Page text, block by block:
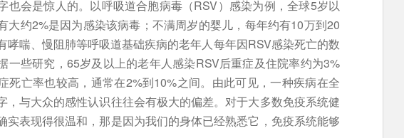
也会是惊人的。以呼吸道合胞病毒（RSV）感染为例，全球5岁以
大约2%是因为感染该病毒；不满周岁的婴儿，每年约有10万到20
哮喘、慢阻肺等呼吸道基础疾病的老年人每年因RSV感染死亡的数
一些研究，65岁及以上的老年人感染RSV后重症及住院率约为3%
死亡率也较高，通常在2%到10%之间。由此可见，一种疾病在全
，与大众的感性认识往往会有极大的偏差。对于大多数免疫系统健
实表现得很温和，那是因为我们的身体已经熟悉它，免疫系统能够